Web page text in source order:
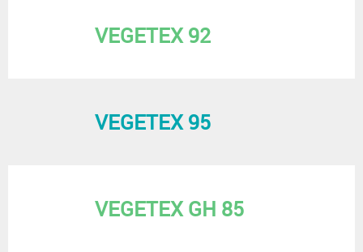
VEGETEX 92
VEGETEX 95
VEGETEX GH 85